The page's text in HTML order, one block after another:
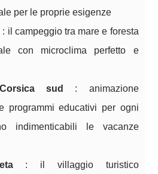
per le proprie esigenze
: il campeggio tra mare e foresta
con microclima perfetto e
sud
: animazione
programmi educativi per ogni
indimenticabili le vacanze
: il villaggio turistico